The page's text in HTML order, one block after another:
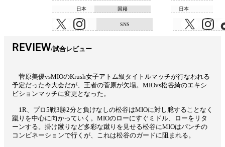
国籍
日本 日本
SNS
REVIEW 試合レビュー
菅原美優vsMIOのKrush女子アトム級タイトルマッチが行なわれる
予定だった今大会だが、王者の菅原が欠場。MIOvs松谷綺のエキシ
ビションマッチに変更となった。
1R、プロ5戦3勝2分と負けなしの松谷はMIOに対し臆することなく
蹴りを中心に向かっていく。MIOのローにすぐミドル、ローをリタ
ーンする。掛け蹴りなど多彩な蹴りを見せる松谷にMIOはパンチの
コンビネーションで行くが、これは松谷のガードに阻まれる。